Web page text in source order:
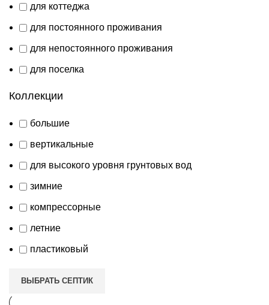
для коттеджа
для постоянного проживания
для непостоянного проживания
для поселка
Коллекции
большие
вертикальные
для высокого уровня грунтовых вод
зимние
компрессорные
летние
пластиковый
ВЫБРАТЬ СЕПТИК